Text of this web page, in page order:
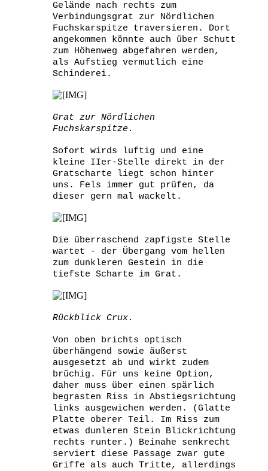
Gelände nach rechts zum
Verbindungsgrat zur Nördlichen
Fuchskarspitze traversieren. Dort
angekommen könnte auch über Schutt
zum Höhenweg abgefahren werden,
als Aufstieg vermutlich eine
Schinderei.
Grat zur Nördlichen
Fuchskarspitze.
Sofort wirds luftig und eine
kleine IIer-Stelle direkt in der
Gratscharte liegt schon hinter
uns. Fels immer gut prüfen, da
dieser gern mal wackelt.
Die überraschend zapfigste Stelle
wartet - der Übergang vom hellen
zum dunkleren Gestein in die
tiefste Scharte im Grat.
Rückblick Crux.
Von oben brichts optisch
überhängend sowie äußerst
ausgesetzt ab und wirkt zudem
brüchig. Für uns keine Option,
daher muss über einen spärlich
begrasten Riss in Abstiegsrichtung
links ausgewichen werden. (Glatte
Platte oberer Teil. Im Riss zum
etwas dunleren Stein Blickrichtung
rechts runter.) Beinahe senkrecht
serviert diese Passage zwar gute
Griffe als auch Tritte, allerdings